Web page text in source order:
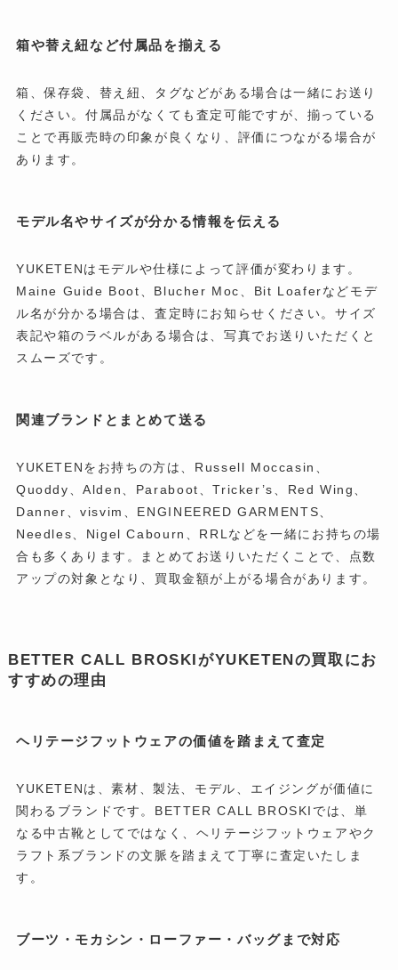
箱や替え紐など付属品を揃える
箱、保存袋、替え紐、タグなどがある場合は一緒にお送り
ください。付属品がなくても査定可能ですが、揃っている
ことで再販売時の印象が良くなり、評価につながる場合が
あります。
モデル名やサイズが分かる情報を伝える
YUKETENはモデルや仕様によって評価が変わります。
Maine Guide Boot、Blucher Moc、Bit Loaferなどモデ
ル名が分かる場合は、査定時にお知らせください。サイズ
表記や箱のラベルがある場合は、写真でお送りいただくと
スムーズです。
関連ブランドとまとめて送る
YUKETENをお持ちの方は、Russell Moccasin、
Quoddy、Alden、Paraboot、Tricker’s、Red Wing、
Danner、visvim、ENGINEERED GARMENTS、
Needles、Nigel Cabourn、RRLなどを一緒にお持ちの場
合も多くあります。まとめてお送りいただくことで、点数
アップの対象となり、買取金額が上がる場合があります。
BETTER CALL BROSKIがYUKETENの買取にお
すすめの理由
ヘリテージフットウェアの価値を踏まえて査定
YUKETENは、素材、製法、モデル、エイジングが価値に
関わるブランドです。BETTER CALL BROSKIでは、単
なる中古靴としてではなく、ヘリテージフットウェアやク
ラフト系ブランドの文脈を踏まえて丁寧に査定いたしま
す。
ブーツ・モカシン・ローファー・バッグまで対応